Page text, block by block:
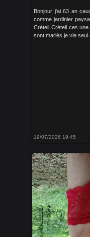
Bonjour j'ai 63 an
comme jardinier
Créteil Créteil ces
sont mariés je vie seul
19/07/2026 19:45